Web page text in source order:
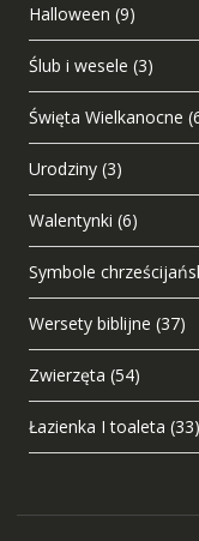
Halloween (9)
Ślub i wesele (3)
Święta Wielkanocne
Urodziny (3)
Walentynki (6)
Symbole
Wersety biblijne (37)
Zwierzęta (54)
Łazienka I toaleta (33)